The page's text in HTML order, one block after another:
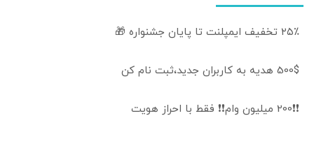
۲۵٪ تخفیف ایمپلنت تا پایان جشنواره 🎁
500$ هدیه به کاربران جدید،ثبت نام کن
❗❗200 میلیون وام❗❗ فقط با احراز هویت